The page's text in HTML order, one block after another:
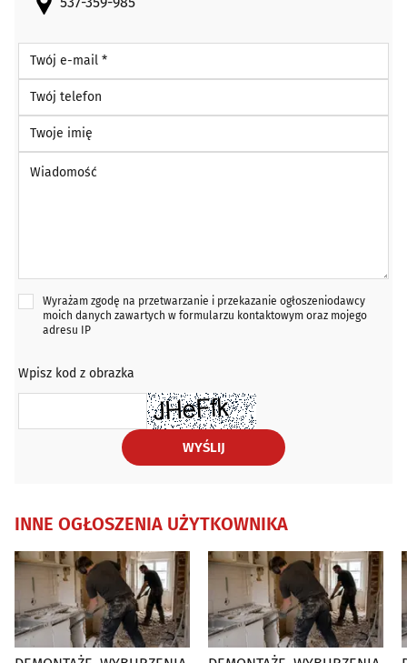
Twój e-mail *
Twój telefon
Twoje imię
Wyrażam zgodę na przetwarzanie i przekazanie ogłoszeniodawcy
moich danych zawartych w formularzu kontaktowym oraz mojego
adresu IP
Wpisz kod z obrazka
WYŚLIJ
INNE OGŁOSZENIA UŻYTKOWNIKA